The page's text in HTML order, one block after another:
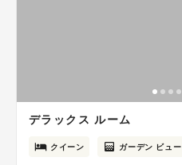
デラックス ルーム
クイーン ガーデン ビュー